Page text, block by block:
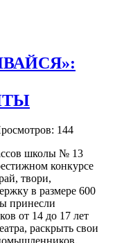
144
школы № 13
конкурсе
твори,
в размере 600
принесли
от 14 до 17 лет
раскрыть свои